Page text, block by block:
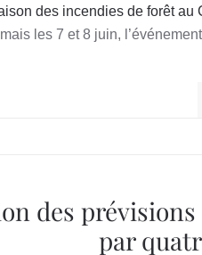
des incendies de forêt au
les 7 et 8 juin,
des prévisions
par